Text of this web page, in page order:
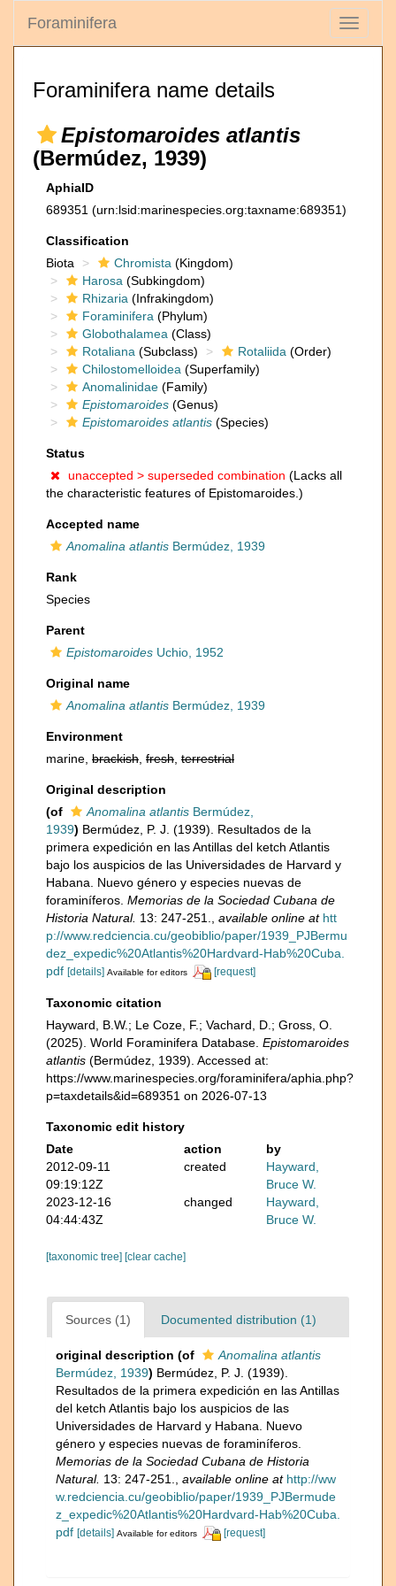
Toggle
Foraminifera
Foraminifera name details
Epistomaroides atlantis
(Bermúdez, 1939)
AphiaID
689351 (urn:lsid:marinespecies.org:taxname:689351)
Classification
Biota
Chromista (Kingdom)
Harosa (Subkingdom)
Rhizaria (Infrakingdom)
Foraminifera (Phylum)
Globothalamea (Class)
Rotaliana (Subclass) Rotaliida (Order)
Chilostomelloidea (Superfamily)
Anomalinidae (Family)
Epistomaroides (Genus)
Epistomaroides atlantis (Species)
Status
unaccepted > superseded combination (Lacks all
the characteristic features of Epistomaroides.)
Accepted name
Anomalina atlantis Bermúdez, 1939
Rank
Species
Parent
Epistomaroides Uchio, 1952
Original name
Anomalina atlantis Bermúdez, 1939
Environment
marine, brackish fresh terrestrial
Original description
(of
Anomalina atlantis Bermúdez,
1939) Bermúdez, P. J. (1939). Resultados de la
primera expedición en las Antillas del ketch Atlantis
bajo los auspicios de las Universidades de Harvard y
Habana. Nuevo género y especies nuevas de
foraminíferos. Memorias de la Sociedad Cubana de
Historia Natural. 13: 247-251. available online at htt
p://www.redciencia.cu/geobiblio/paper/1939_PJBermu
dez_expedic%20Atlantis%20Hardvard-Hab%20Cuba.
pdf [details] Available for editors [request]
Taxonomic citation
Hayward, B.W.; Le Coze, F.; Vachard, D.; Gross, O.
(2025). World Foraminifera Database. Epistomaroides
atlantis (Bermúdez, 1939). Accessed at:
https://www.marinespecies.org/foraminifera/aphia.php?
p=taxdetails&id=689351 on 2026-07-13
Taxonomic edit history
Date
action
by
2012-09-11
09:19:12Z
created
Hayward,
Bruce W.
2023-12-16
04:44:43Z
changed
Hayward,
Bruce W.
[taxonomic tree] [clear cache]
Sources (1) Documented distribution (1)
original description (of
Anomalina atlantis
Bermúdez, 1939) Bermúdez, P. J. (1939).
Resultados de la primera expedición en las Antillas
del ketch Atlantis bajo los auspicios de las
Universidades de Harvard y Habana. Nuevo
género y especies nuevas de foraminíferos.
Memorias de la Sociedad Cubana de Historia
Natural. 13: 247-251. available online at http://ww
w.redciencia.cu/geobiblio/paper/1939_PJBermude
z_expedic%20Atlantis%20Hardvard-Hab%20Cuba.
pdf [details] Available for editors [request]